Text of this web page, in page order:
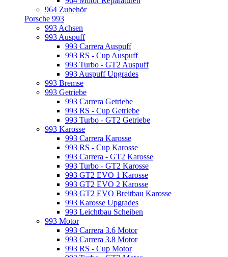
964 Zubehör
Porsche 993
993 Achsen
993 Auspuff
993 Carrera Auspuff
993 RS - Cup Auspuff
993 Turbo - GT2 Auspuff
993 Auspuff Upgrades
993 Bremse
993 Getriebe
993 Carrera Getriebe
993 RS - Cup Getriebe
993 Turbo - GT2 Getriebe
993 Karosse
993 Carrera Karosse
993 RS - Cup Karosse
993 Carrera - GT2 Karosse
993 Turbo - GT2 Karosse
993 GT2 EVO 1 Karosse
993 GT2 EVO 2 Karosse
993 GT2 EVO Breitbau Karosse
993 Karosse Upgrades
993 Leichtbau Scheiben
993 Motor
993 Carrera 3.6 Motor
993 Carrera 3.8 Motor
993 RS - Cup Motor